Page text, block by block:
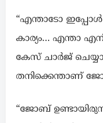
“എന്താടോ
കാര്യം… എന്താ
കേസ് ചാർജ്
തനിക്കെന്താണ്
“ജോബ്